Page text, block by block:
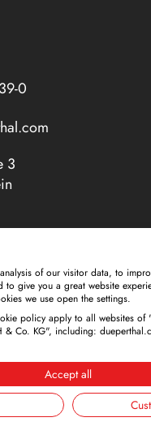
0
3
Flüssigkeiten
of our visitor data, to
to give you a great website
we use open the settings.
policy apply to all websites of
& Co. KG", including:
Accept all